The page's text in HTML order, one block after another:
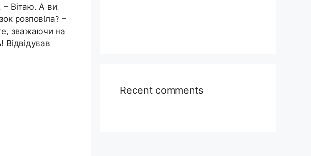
– Вітаю. А ви,
розповіла? –
зважаючи на
Recent comments